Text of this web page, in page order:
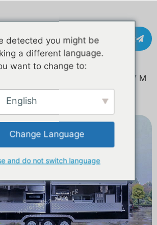
Contact
/ Remorque alimentaire carrée de 7 M
detected you might be
a different language.
want to change to:
English
Change Language
and do not switch language